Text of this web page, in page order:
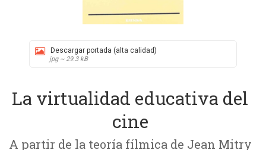
Descargar portada (alta calidad)
jpg ~ 29.3 kB
La virtualidad educativa del
cine
A partir de la teoría fílmica de Jean Mitry